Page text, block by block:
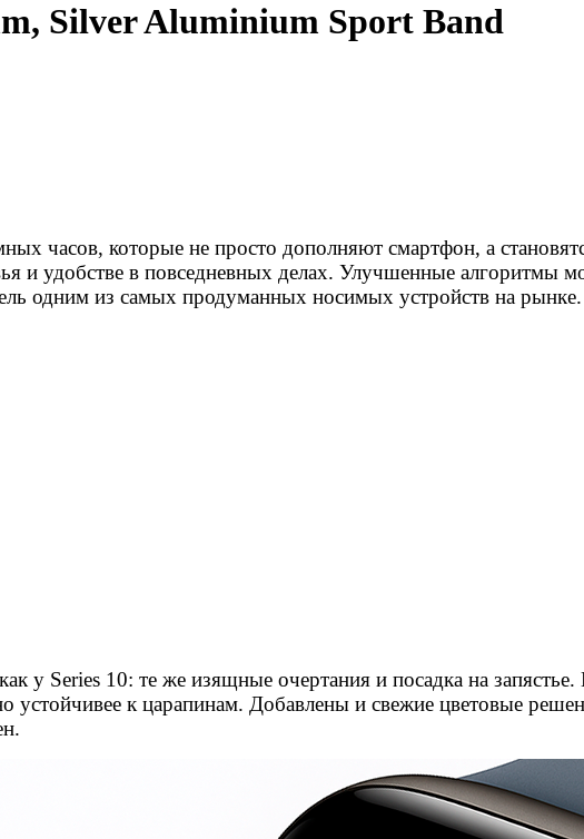
Silver Aluminium Sport Band
часов, которые не просто дополняют смартфон, а
и удобстве в повседневных делах. Улучшенные алгоритмы
одним из самых продуманных носимых устройств на рынке.
у Series 10: те же изящные очертания и посадка на
устойчивее к царапинам. Добавлены и свежие цветовые